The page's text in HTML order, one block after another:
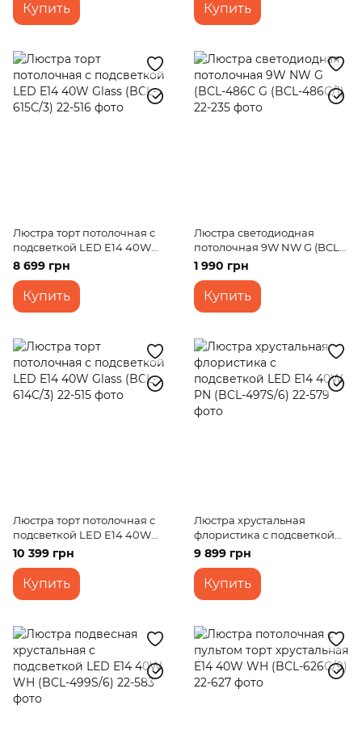
Купить Купить
Люстра торт потолочная с
подсветкой LED E14 40W
Glass (BCL-615C/3)
8 699 грн
Купить
Люстра светодиодная
потолочная 9W NW G (BCL-
486C G (BCL-486C/1)
1 990 грн
Купить
Люстра торт потолочная с
подсветкой LED E14 40W
Glass (BCL-614C/3)
10 399 грн
Купить
Люстра хрустальная
флористика с подсветкой
LED E14 40W PN (BCL-
9 899 грн
Купить